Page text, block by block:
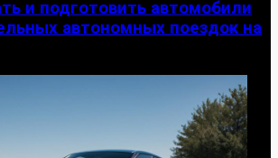
и подготовить автомобили
автономных поездок на